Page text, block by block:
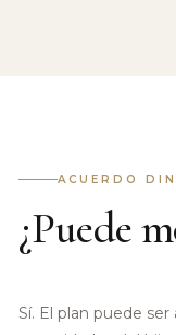
ACUERDO
¿Puede
Sí. El plan puede